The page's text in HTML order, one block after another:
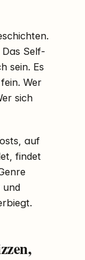
Self-
sein. Es
Wer
sich
auf
findet
und